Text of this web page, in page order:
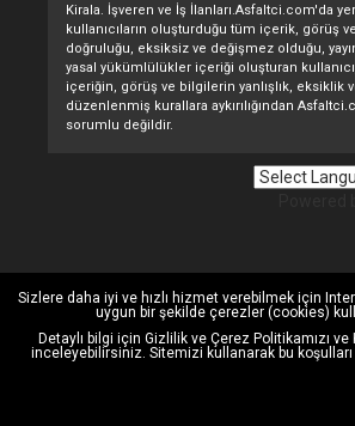
Kirala. İşveren ve İş İlanları.Asfaltci.com'da
kullanıcıların oluşturduğu tüm içerik, görüş
doğruluğu, eksiksiz ve değişmez olduğu,
yasal yükümlülükler içeriği oluşturan
içeriğin, görüş ve bilgilerin yanlışlık, eksiklik
düzenlenmiş kurallara aykırılığından
sorumlu değildir.
Sizlere daha iyi ve hızlı hizmet verebilmek için
uygun bir şekilde çerezler (cookies)
Detaylı bilgi için Gizlilik ve Çerez Politikamızı ve
inceleyebilirsiniz. Sitemizi kullanarak bu